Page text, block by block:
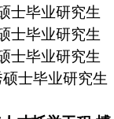
士毕业研究生
士毕业研究生
士毕业研究生
士毕业研究生